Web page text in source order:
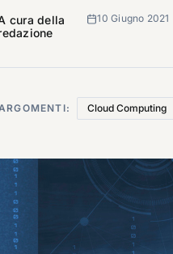
cura della
10 Giugno 2021
Cloud Computing